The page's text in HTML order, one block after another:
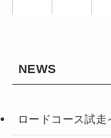
NEWS
ロードコース試走